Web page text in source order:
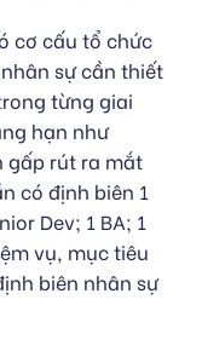
cơ cấu tổ chức
sự cần thiết
từng giai
hạn như
gấp rút ra mắt
có định biên 1
Dev; 1 BA; 1
vụ, mục tiêu
biên nhân sự